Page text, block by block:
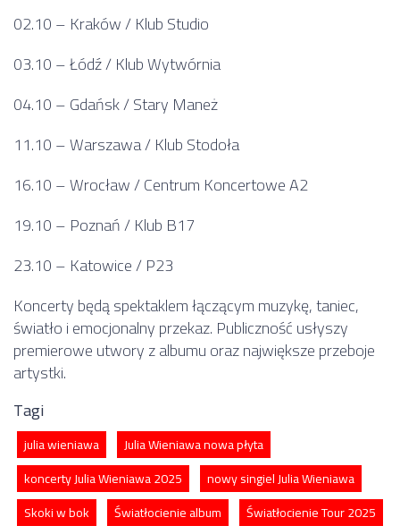
02.10 – Kraków / Klub Studio
03.10 – Łódź / Klub Wytwórnia
04.10 – Gdańsk / Stary Maneż
11.10 – Warszawa / Klub Stodoła
16.10 – Wrocław / Centrum Koncertowe A2
19.10 – Poznań / Klub B17
23.10 – Katowice / P23
Koncerty będą spektaklem łączącym muzykę, taniec,
światło i emocjonalny przekaz. Publiczność usłyszy
premierowe utwory z albumu oraz największe przeboje
artystki.
Tagi
julia wieniawa
Julia Wieniawa nowa płyta
koncerty Julia Wieniawa 2025
nowy singiel Julia Wieniawa
Skoki w bok
Światłocienie album
Światłocienie Tour 2025